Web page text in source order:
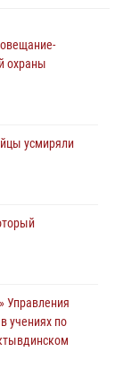
охраны
усмиряли
Управления
учениях по